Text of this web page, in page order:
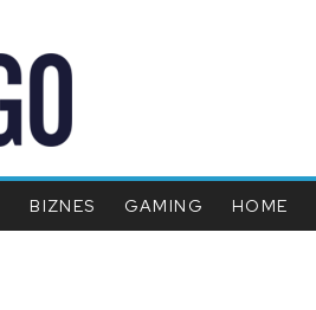
BIZNES GAMING HOME